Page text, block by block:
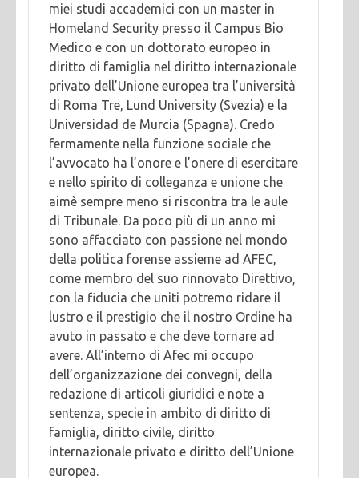
miei studi accademici con un master in
Homeland Security presso il Campus Bio
Medico e con un dottorato europeo in
diritto di famiglia nel diritto internazionale
privato dell’Unione europea tra l’università
di Roma Tre, Lund University (Svezia) e la
Universidad de Murcia (Spagna). Credo
fermamente nella funzione sociale che
l’avvocato ha l’onore e l’onere di esercitare
e nello spirito di colleganza e unione che
aimè sempre meno si riscontra tra le aule
di Tribunale. Da poco più di un anno mi
sono affacciato con passione nel mondo
della politica forense assieme ad AFEC,
come membro del suo rinnovato Direttivo,
con la fiducia che uniti potremo ridare il
lustro e il prestigio che il nostro Ordine ha
avuto in passato e che deve tornare ad
avere. All’interno di Afec mi occupo
dell’organizzazione dei convegni, della
redazione di articoli giuridici e note a
sentenza, specie in ambito di diritto di
famiglia, diritto civile, diritto
internazionale privato e diritto dell’Unione
europea.